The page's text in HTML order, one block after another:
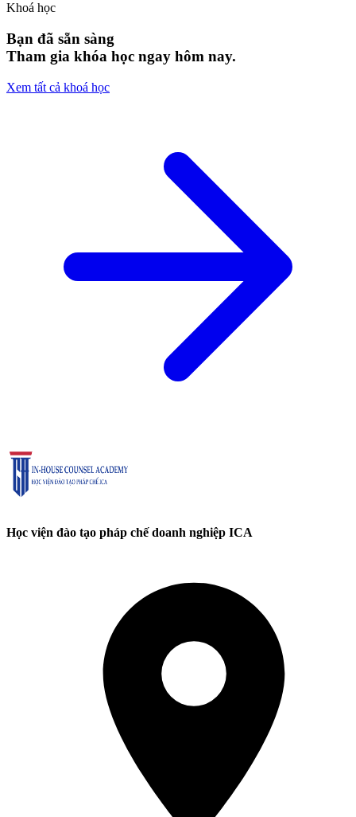
Khoá học
Bạn đã sẵn sàng
Tham gia khóa học ngay hôm nay.
Xem tất cả khoá học
Học viện đào tạo pháp chế doanh nghiệp ICA